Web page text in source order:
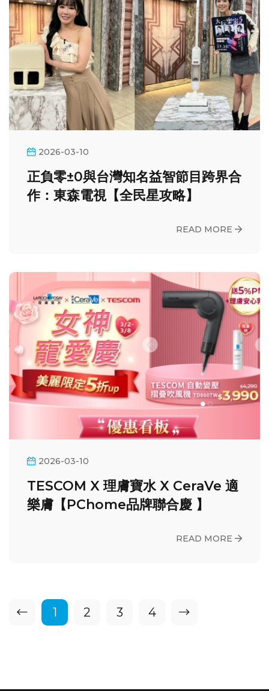
2026-03-10
正負零±0與台灣知名益智節目跨界合
作：東森電視【全民星攻略】
READ MORE
2026-03-10
TESCOM X 理膚寶水 X CeraVe 適
樂膚【PChome品牌聯合慶 】
READ MORE
1 2 3 4